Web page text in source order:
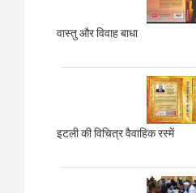
वास्तु और विवाह बाधा
इटली की विचित्र वैवाहिक रस्में